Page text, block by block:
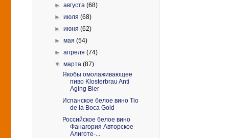
►августа(68)
►июля(68)
►июня(62)
►мая(54)
►апреля(74)
▼марта(87)
Якобы омолаживающее
пиво Klosterbrau Anti
Aging Bier
Испанское белое вино Tio
de la Boca Gold
Российское белое вино
Фанагория Авторское
Алиготе-...